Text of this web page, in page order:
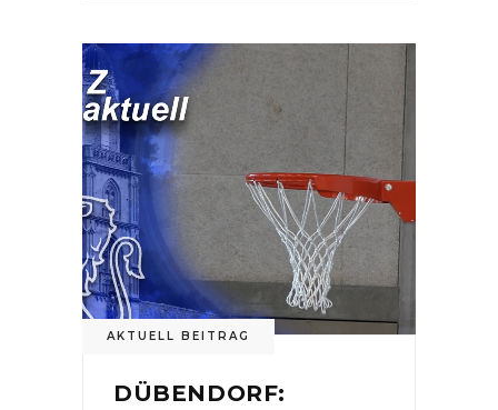
AKTUELL BEITRAG
DÜBENDORF: